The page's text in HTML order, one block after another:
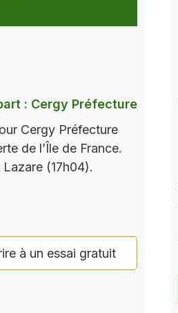
: Cergy Préfecture
Cergy Préfecture
de l’Île de France.
(17h04).
à un essai gratuit